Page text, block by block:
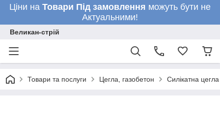
Ціни на Товари Під замовлення можуть бути не
Актуальними!
Великан-стрій
Товари та послуги Цегла, газобетон Силікатна